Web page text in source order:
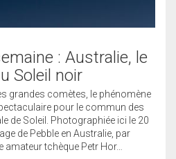
: Australie, le
Soleil noir
grandes comètes, le phénomène
pour le commun des
de Soleil. Photographiée ici le 20
de Pebble en Australie, par
amateur tchèque Petr Hor…